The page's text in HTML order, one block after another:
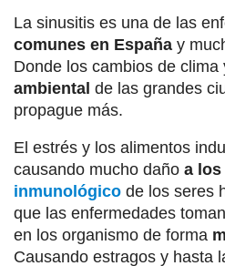
La sinusitis es una de las
comunes en España y
Donde los cambios de clima
ambiental de las grandes
propague más.
El estrés y los alimentos
causando mucho daño a los
inmunológico de los seres
que las enfermedades
en los organismo de forma
Causando estragos y hasta